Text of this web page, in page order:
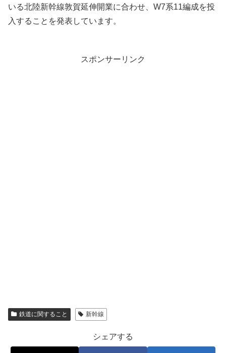
いる北陸新幹線敦賀延伸開業に合わせ、W7系11編成を投
入することを発表しています。
スポンサーリンク
鉄道に関すること 新幹線
シェアする